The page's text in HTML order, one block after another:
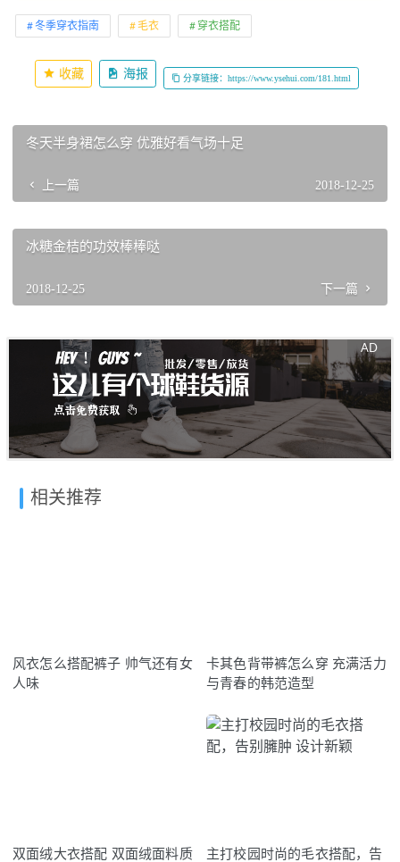
冬季穿衣指南 毛衣 穿衣搭配
收藏 海报 分享链接：https://www.ysehui.com/181.html
冬天半身裙怎么穿 优雅好看气场十足
上一篇 2018-12-25
冰糖金桔的功效棒棒哒
2018-12-25 下一篇
相关推荐
风衣怎么搭配裤子 帅气还有女
人味
卡其色背带裤怎么穿 充满活力
与青春的韩范造型
双面绒大衣搭配 双面绒面料质
主打校园时尚的毛衣搭配，告